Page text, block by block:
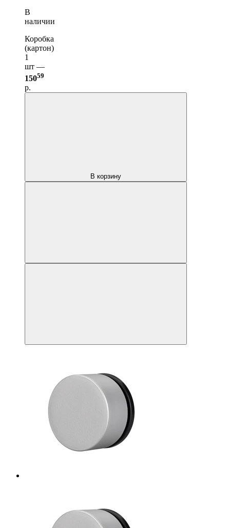
В
наличии
Коробка
(картон)
1
шт —
15059
р.
В корзину